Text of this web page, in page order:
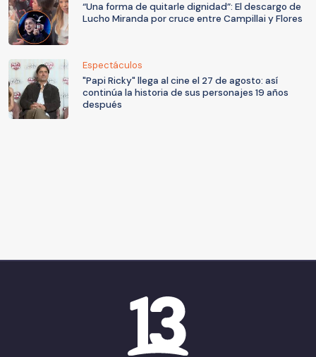
“Una forma de quitarle dignidad”: El descargo de
Lucho Miranda por cruce entre Campillai y Flores
Espectáculos
"Papi Ricky" llega al cine el 27 de agosto: así
continúa la historia de sus personajes 19 años
después